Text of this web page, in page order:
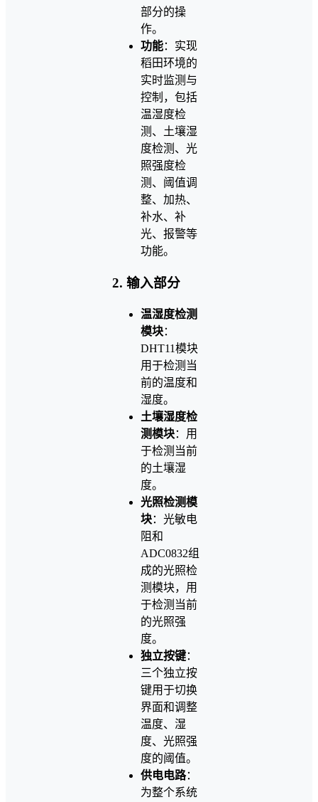
部分的操
作。
功能：实现
稻田环境的
实时监测与
控制，包括
温湿度检
测、土壤湿
度检测、光
照强度检
测、阈值调
整、加热、
补水、补
光、报警等
功能。
2. 输入部分
温湿度检测
模块：
DHT11模块
用于检测当
前的温度和
湿度。
土壤湿度检
测模块：用
于检测当前
的土壤湿
度。
光照检测模
块：光敏电
阻和
ADC0832组
成的光照检
测模块，用
于检测当前
的光照强
度。
独立按键：
三个独立按
键用于切换
界面和调整
温度、湿
度、光照强
度的阈值。
供电电路：
为整个系统